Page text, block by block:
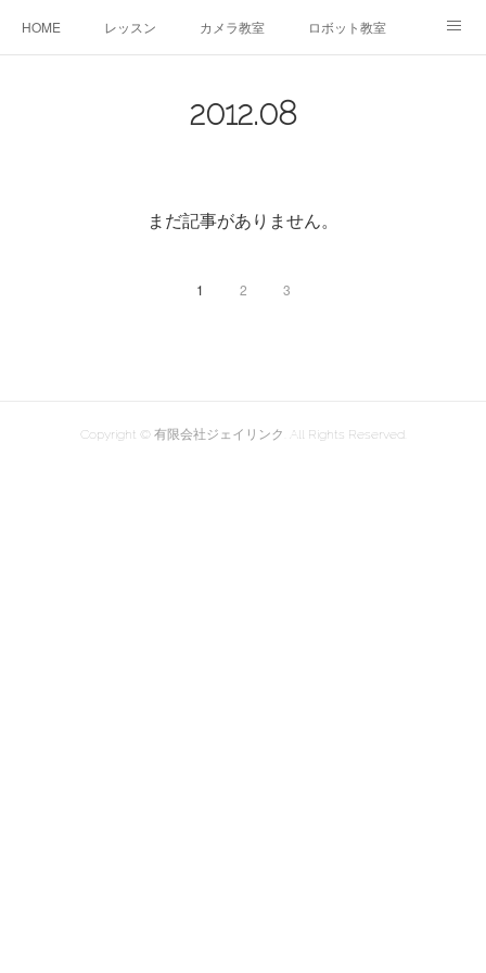
HOME レッスン カメラ教室 ロボット教室
2012.08
まだ記事がありません。
1 2 3
Copyright © 有限会社ジェイリンク. All Rights Reserved.